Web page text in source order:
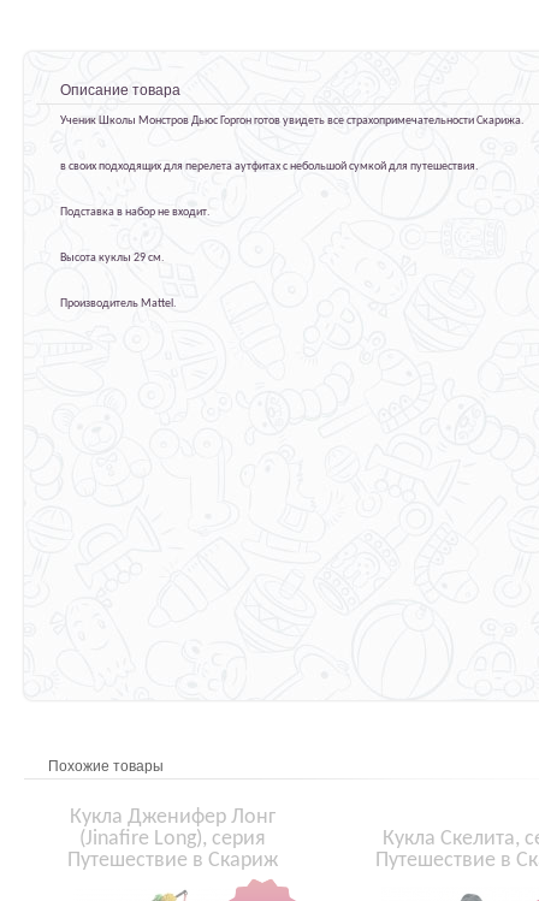
Описание товара
Ученик Школы Монстров Дьюс Горгон готов увидеть все страхопримечательности Скарижа.
в своих подходящих для перелета аутфитах с небольшой сумкой для путешествия.
Подставка в набор не входит.
Высота куклы 29 см.
Производитель Mattel.
Похожие товары
Кукла Дженифер Лонг
(Jinafire Long), серия
Путешествие в Скариж
Кукла Скелита,
Путешествие в